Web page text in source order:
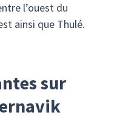
l’ouest du
ainsi que Thulé.
sur